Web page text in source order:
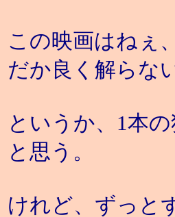
この映画はねぇ
だか良く解らな
というか、1本
と思う。
けれど、ずっと